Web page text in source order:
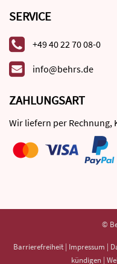
SERVICE
+49 40 22 70 08-0
info@behrs.de
ZAHLUNGSART
Wir liefern per Rechnung,
©
Barrierefreiheit | Impressum |
kündigen |